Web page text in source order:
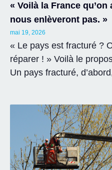
« Voilà la France qu’on
nous enlèveront pas. »
mai 19, 2026
« Le pays est fracturé ?
réparer ! » Voilà le
Un pays fracturé,